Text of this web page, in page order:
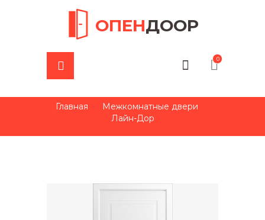
ОПЕНДООР
0
Главная
Межкомнатные двери
Лайн-Дор